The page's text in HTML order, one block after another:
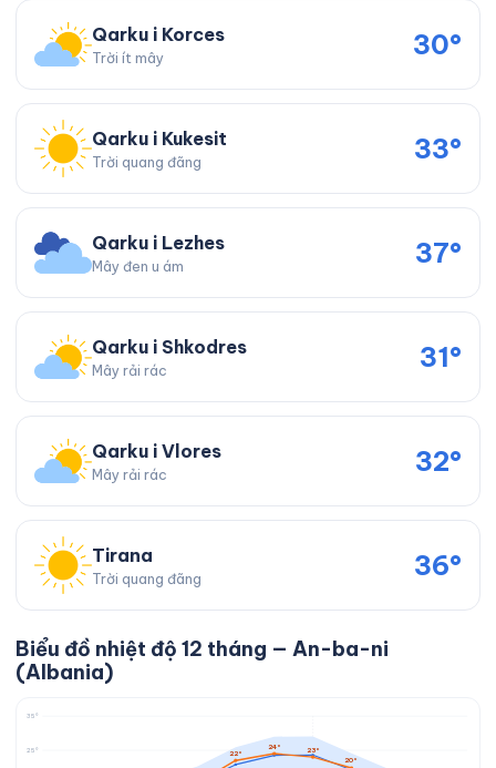
Qarku i Korces
Trời ít mây 30°
Qarku i Kukesit
Trời quang đãng 33°
Qarku i Lezhes
Mây đen u ám 37°
Qarku i Shkodres
Mây rải rác 31°
Qarku i Vlores
Mây rải rác 32°
Tirana
Trời quang đãng 36°
Biểu đồ nhiệt độ 12 tháng — An-ba-ni
(Albania)
25°
35°
22°
24°
23°
20°